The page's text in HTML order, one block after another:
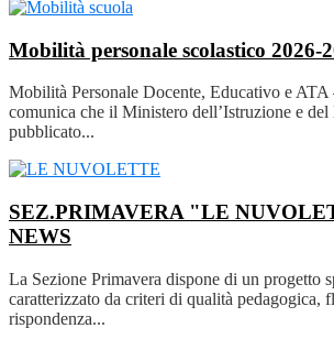
Mobilità personale scolastico 2026-
Mobilità Personale Docente, Educativo e ATA
comunica che il Ministero dell’Istruzione e
pubblicato...
SEZ.PRIMAVERA "LE
NEWS
La Sezione Primavera dispone di un progetto
caratterizzato da criteri di qualità pedagogica,
rispondenza...